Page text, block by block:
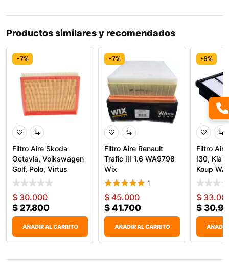
Productos similares y recomendados
-7%
Filtro Aire Skoda
Octavia, Volkswagen
Golf, Polo, Virtus
$30.000
$ 27.800
AÑADIR AL CARRITO
-7%
Filtro Aire Renault
Trafic III 1.6 WA9798
Wix
1
$45.000
$ 41.700
AÑADIR AL CARRITO
-6%
Filtro
I30, Kia
Koup
$
$
AÑADIR